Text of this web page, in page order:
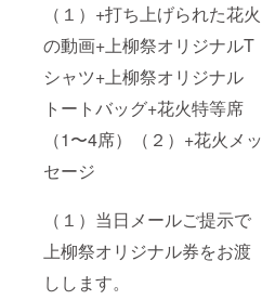
（１）+打ち上げられた花火
の動画+上柳祭オリジナルT
シャツ+上柳祭オリジナル
トートバッグ+花火特等席
（1〜4席）（２）+花火メッ
セージ
（１）当日メールご提示で
上柳祭オリジナル券をお渡
しします。